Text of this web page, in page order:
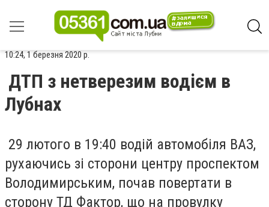
10:24, 1 березня 2020 р.
ДТП з нетверезим водієм в
Лубнах
29 лютого в 19:40 водій автомобіля ВАЗ,
рухаючись зі сторони центру проспектом
Володимирським, почав повертати в
сторону ТД Фактор, що на провулку